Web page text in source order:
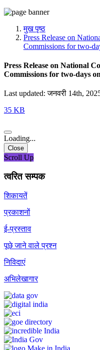
मुख पृष्ठ
Press Release on
Commissions for two-
Press Release on National
Commissions for two-days
Last updated: जनवरी 14th,
35 KB
Loading...
Close
Scroll Up
त्वरित सम्पक
शिकायतें
प्रकाशनों
ई-प्रस्ताव
पूछे जाने वाले प्रश्न
निविदाएं
अभिलेखागार